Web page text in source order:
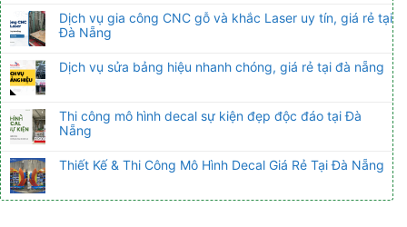
Dịch vụ gia công CNC gỗ và khắc Laser uy tín, giá rẻ tại
Đà Nẵng
Dịch vụ sửa bảng hiệu nhanh chóng, giá rẻ tại đà nẵng
Thi công mô hình decal sự kiện đẹp độc đáo tại Đà
Nẵng
Thiết Kế & Thi Công Mô Hình Decal Giá Rẻ Tại Đà Nẵng